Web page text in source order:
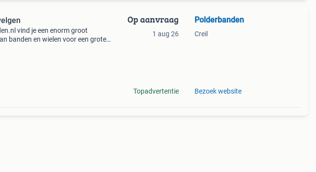
vind je een enorm groot
banden en wielen voor een grote
Op aanvraag
1 aug 26
Topadvertentie
Polderbanden
Creil
Bezoek website